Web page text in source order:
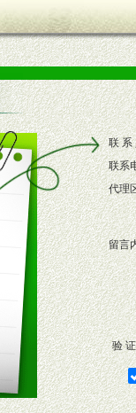
联 系
联系
代理
留言
验